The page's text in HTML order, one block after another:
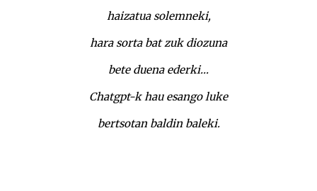
haizatua solemneki,
hara sorta bat zuk diozuna
bete duena ederki…
Chatgpt-k hau esango luke
bertsotan baldin baleki.